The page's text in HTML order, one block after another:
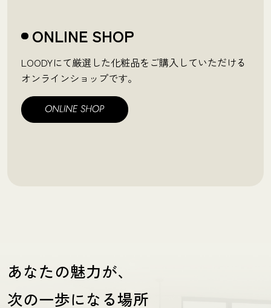
ONLINE SHOP
LOODYにて厳選した化粧品をご購入していただける
オンラインショップです。
あなたの魅力が、
次の一歩になる場所